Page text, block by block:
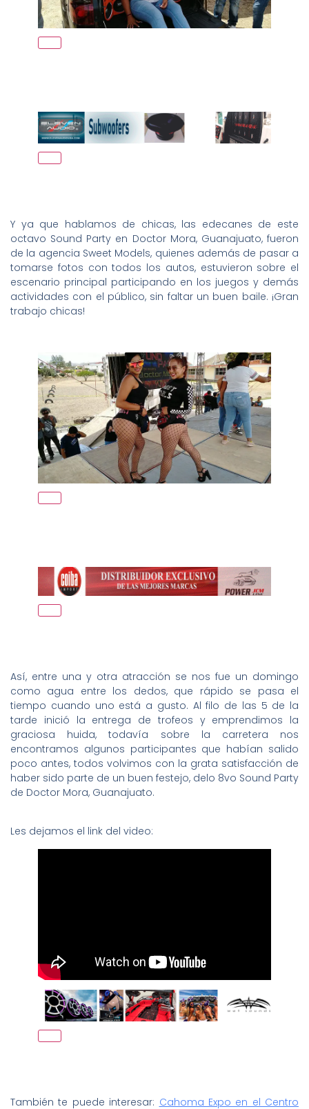
Y ya que hablamos de chicas, las edecanes de este
octavo Sound Party en Doctor Mora, Guanajuato, fueron
de la agencia Sweet Models, quienes además de pasar a
tomarse fotos con todos los autos, estuvieron sobre el
escenario principal participando en los juegos y demás
actividades con el público, sin faltar un buen baile. ¡Gran
trabajo chicas!
Así, entre una y otra atracción se nos fue un domingo
como agua entre los dedos, que rápido se pasa el
tiempo cuando uno está a gusto. Al filo de las 5 de la
tarde inició la entrega de trofeos y emprendimos la
graciosa huida, todavía sobre la carretera nos
encontramos algunos participantes que habían salido
poco antes, todos volvimos con la grata satisfacción de
haber sido parte de un buen festejo, delo 8vo Sound Party
de Doctor Mora, Guanajuato.
Les dejamos el link del video:
También te puede interesar: Cahoma Expo en el Centro